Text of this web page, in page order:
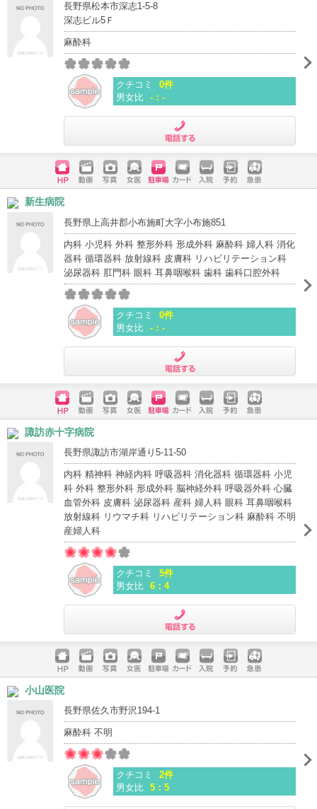
長野県松本市深志1-5-8
深志ビル5Ｆ
麻酔科
クチコミ
0件
男女比 -：-
ホームペ
ージ
動画 写真 女医 駐車場
クレジッ
入院 予約 急患
新生病院
長野県上高井郡小布施町大字小布施851
内科 小児科 外科 整形外科 形成外科 麻酔科 婦人科 消化
器科 循環器科 放射線科 皮膚科 リハビリテーション科
泌尿器科 肛門科 眼科 耳鼻咽喉科 歯科 歯科口腔外科
クチコミ
0件
男女比 -：-
ホームペ
ージ
動画 写真 女医 駐車場
クレジッ
入院 予約 急患
諏訪赤十字病院
長野県諏訪市湖岸通り5-11-50
内科 精神科 神経内科 呼吸器科 消化器科 循環器科 小児
科 外科 整形外科 形成外科 脳神経外科 呼吸器外科 心臓
血管外科 皮膚科 泌尿器科 産科 婦人科 眼科 耳鼻咽喉科
放射線科 リウマチ科 リハビリテーション科 麻酔科 不明
産婦人科
クチコミ
5件
男女比 6：4
ホームペ
ージ
動画 写真 女医 駐車場
クレジッ
入院 予約 急患
小山医院
長野県佐久市野沢194-1
麻酔科 不明
クチコミ
2件
男女比 5：5